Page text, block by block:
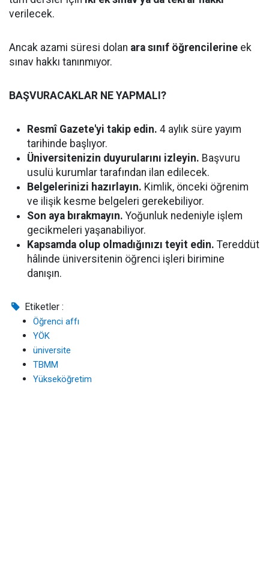
verilecek.
Ancak azami süresi dolan ara sınıf öğrencilerine ek
sınav hakkı tanınmıyor.
BAŞVURACAKLAR NE YAPMALI?
Resmî Gazete'yi takip edin. 4 aylık süre yayım
tarihinde başlıyor.
Üniversitenizin duyurularını izleyin. Başvuru
usulü kurumlar tarafından ilan edilecek.
Belgelerinizi hazırlayın. Kimlik, önceki öğrenim
ve ilişik kesme belgeleri gerekebiliyor.
Son aya bırakmayın. Yoğunluk nedeniyle işlem
gecikmeleri yaşanabiliyor.
Kapsamda olup olmadığınızı teyit edin. Tereddüt
hâlinde üniversitenin öğrenci işleri birimine
danışın.
Etiketler :
Öğrenci affı
YÖK
üniversite
TBMM
Yükseköğretim